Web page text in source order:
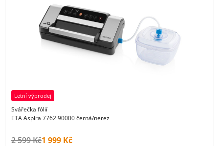
Letní výprodej
Svářečka fólií
ETA Aspira 7762 90000 černá/nerez
Původní cena s DPH:
2 599 KčCena s DPH:
1 999 Kč